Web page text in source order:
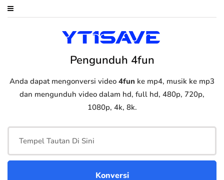
Pengunduh 4fun
Anda dapat mengonversi video 4fun ke mp4, musik ke mp3
dan mengunduh video dalam hd, full hd, 480p, 720p,
1080p, 4k, 8k.